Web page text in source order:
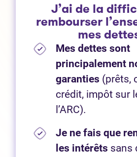
J’ai de la
rembourser
mes
Mes dettes sont
principalement
garanties (prêts,
crédit, impôt sur
l’ARC).
Je ne fais que
les intérêts sans